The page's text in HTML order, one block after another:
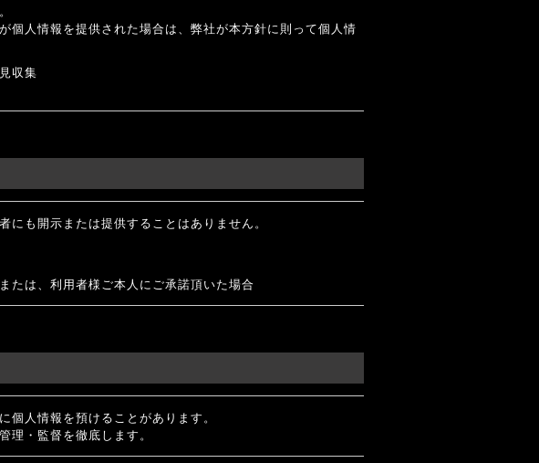
個人情報を提供された場合は、弊社が本方針に則って個人情
収集
も開示または提供することはありません。
たは、利用者様ご本人にご承諾頂いた場合
個人情報を預けることがあります。
理・監督を徹底します。